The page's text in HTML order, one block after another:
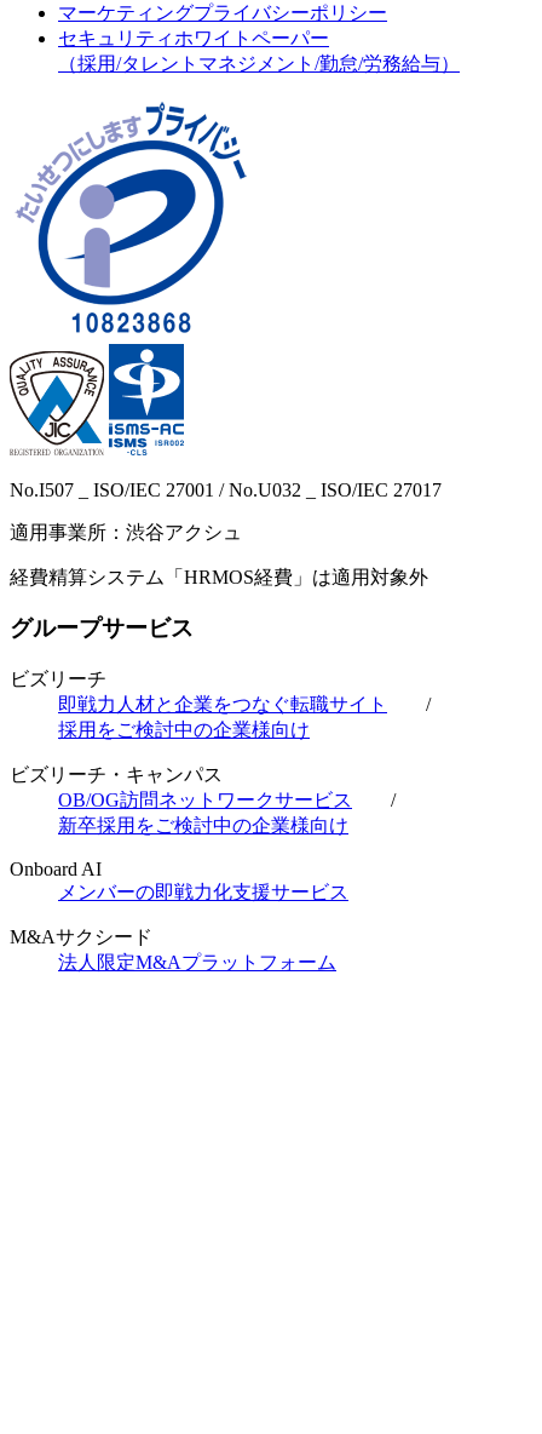
マーケティングプライバシーポリシー
セキュリティホワイトペーパー
（採用/タレントマネジメント/勤怠/労務給与）
No.I507 _ ISO/IEC 27001 / No.U032 _ ISO/IEC 27017
適用事業所：渋谷アクシュ
経費精算システム「HRMOS経費」は適用対象外
グループサービス
ビズリーチ
即戦力人材と企業をつなぐ転職サイト
/
採用をご検討中の企業様向け
ビズリーチ・キャンパス
OB/OG訪問ネットワークサービス
/
新卒採用をご検討中の企業様向け
Onboard AI
メンバーの即戦力化支援サービス
M&Aサクシード
法人限定M&Aプラットフォーム